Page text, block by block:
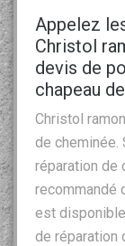
Appelez
Christol
devis de
chapeau
Christol
de cheminée.
réparation de
recommandé
est
de réparation